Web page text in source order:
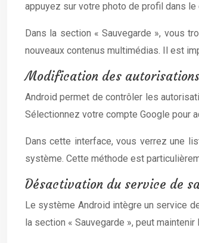
appuyez sur votre photo de profil dans
Dans la section « Sauvegarde », vous
nouveaux contenus multimédias. Il est
Modification des
Android permet de contrôler les
Sélectionnez votre compte Google pour
Dans cette interface, vous verrez une
système. Cette méthode est
Désactivation du service de
Le système Android intègre un service
la section « Sauvegarde », peut